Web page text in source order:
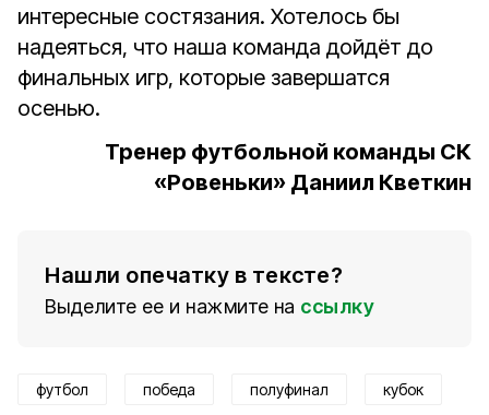
интересные состязания. Хотелось бы
надеяться, что наша команда дойдёт до
финальных игр, которые завершатся
осенью.
Тренер футбольной команды СК
«Ровеньки» Даниил Кветкин
Нашли опечатку в тексте?
Выделите ее и нажмите на ссылку
футбол победа полуфинал кубок